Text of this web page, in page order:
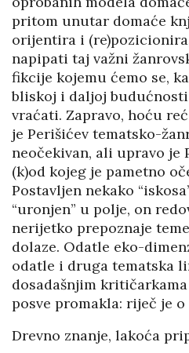
pritom unutar domaće
orijentira i
napipati taj važni
fikcije kojemu ćemo se,
bliskoj i daljoj
vraćati. Zapravo, hoću
je Perišićev tematsko-
neočekivan, ali upravo je
(k)od kojeg je pametno
Postavljen nekako
“uronjen” u polje, on
nerijetko prepoznaje
dolaze. Odatle eko-
odatle i druga tematska
dosadašnjim
posve promakla: riječ je
Drevno znanje, lakoća